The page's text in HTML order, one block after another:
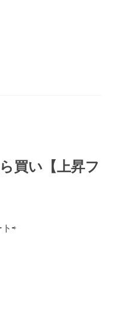
買い【上昇フ
ト⇨